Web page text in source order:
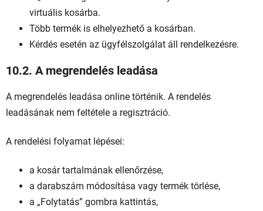
virtuális kosárba.
Több termék is elhelyezhető a kosárban.
Kérdés esetén az ügyfélszolgálat áll rendelkezésre.
10.2. A megrendelés leadása
A megrendelés leadása online történik. A rendelés
leadásának nem feltétele a regisztráció.
A rendelési folyamat lépései:
a kosár tartalmának ellenőrzése,
a darabszám módosítása vagy termék törlése,
a „Folytatás” gombra kattintás,